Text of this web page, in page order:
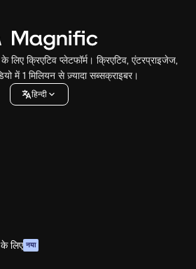
क्रिएटिव प्लेटफॉर्म। क्रिएटिव, एंटरप्राइजेज,
में 1 मिलियन से ज़्यादा सब्सक्राइबर।
हिन्दी
लिए नया